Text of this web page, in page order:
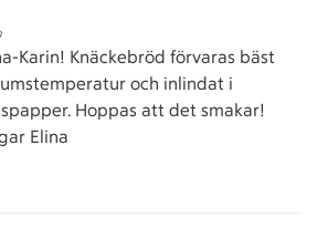
Karin! Knäckebröd förvaras bäst
och inlindat i
Hoppas att det smakar!
Elina